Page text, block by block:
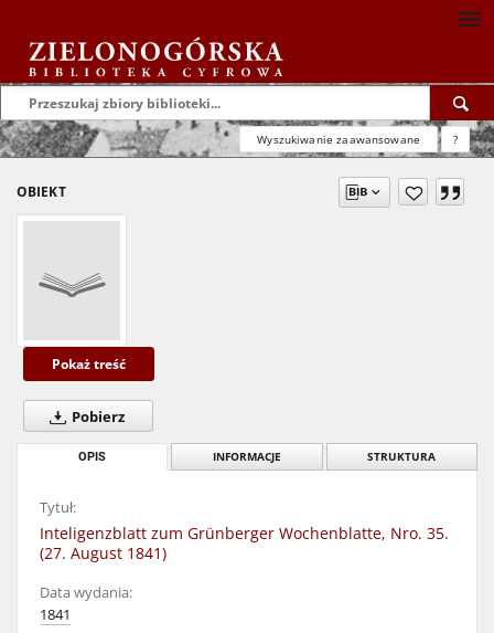
Wyszukiwanie zaawansowane ?
OBIEKT
Pokaż treść
Pobierz
OPIS INFORMACJE STRUKTURA
Tytuł:
Inteligenzblatt zum Grünberger Wochenblatte, Nro. 35.
(27. August 1841)
Data wydania:
1841